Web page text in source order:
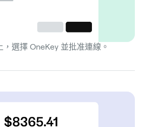
選擇 OneKey 並批准連線。